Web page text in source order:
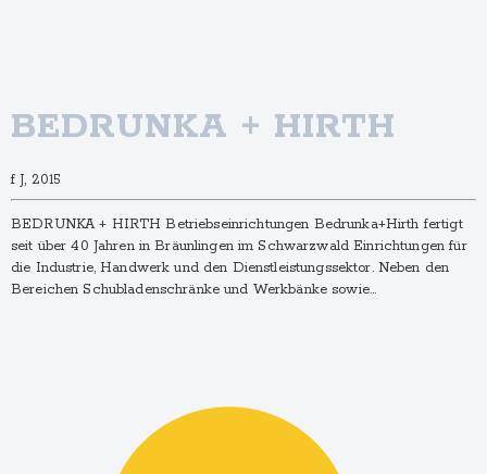
BEDRUNKA + HIRTH
f J, 2015
BEDRUNKA + HIRTH Betriebseinrichtungen Bedrunka+Hirth fertigt
seit über 40 Jahren in Bräunlingen im Schwarzwald Einrichtungen für
die Industrie, Handwerk und den Dienstleistungssektor. Neben den
Bereichen Schubladenschränke und Werkbänke sowie…